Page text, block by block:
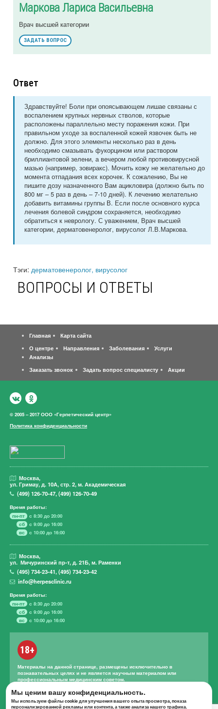
Маркова Лариса Васильевна
Врач высшей категории
ЗАДАТЬ ВОПРОС
Ответ
Здравствуйте! Боли при опоясывающем лишае связаны с
воспалением крупных нервных стволов, которые
расположены параллельно месту поражения кожи. При
правильном уходе за воспаленной кожей язвочек быть не
должно. Для этого элементы несколько раз в день
необходимо смазывать фукорцином или раствором
бриллиантовой зелени, а вечером любой противовирусной
мазью (например, зовиракс). Мочить кожу не желательно до
момента отпадания всех корочек. К сожалению, Вы не
пишите дозу назначенного Вам ацикловира (должно быть по
800 мг – 5 раз в день – 7-10 дней). К лечению желательно
добавить витамины группы В. Если после основного курса
лечения болевой синдром сохраняется, необходимо
обратиться к неврологу. С уважением, Врач высшей
категории, дерматовенеролог, вирусолог Л.В.Маркова.
Тэги: дерматовенеролог, вирусолог
ВОПРОСЫ И ОТВЕТЫ
Главная
Карта сайта
О центре
Направления Заболевания
Услуги
Анализы
Заказать звонок
Задать вопрос специалисту Акции
© 2005 – 2017 ООО «Герпетический центр»
Политика конфиденциальности
Москва,
ул. Гримау, д. 10А, стр. 2, м. Академическая
(499)126-70-47,(499)126-70-49
Время работы:
пн-пт
с 8:30 до 20:00
сб
с 9:00 до 16:00
вс
с 10:00 до 16:00
Москва,
ул. Мичуринский пр-т, д. 21Б, м. Раменки
(495)734-23-41,(495)734-23-42
info@herpesclinic.ru
Время работы:
пн-пт
с 8:30 до 20:00
сб
с 9:00 до 16:00
вс
с 10:00 до 16:00
18+
Материалы на данной странице, размещены исключительно в
познавательных целях и не является научным материалом или
профессиональным медицинским советом.
Правильное лечение и назначение лекарственных средств может
проводиться только квалифицированным специалистом с учетом
проведенной диагностики и истории болезни.
Мы ценим вашу конфиденциальность.
Мы используем файлы cookie для улучшения вашего опыта просмотра, показа
персонализированной рекламы или контента, а также анализа нашего трафика.